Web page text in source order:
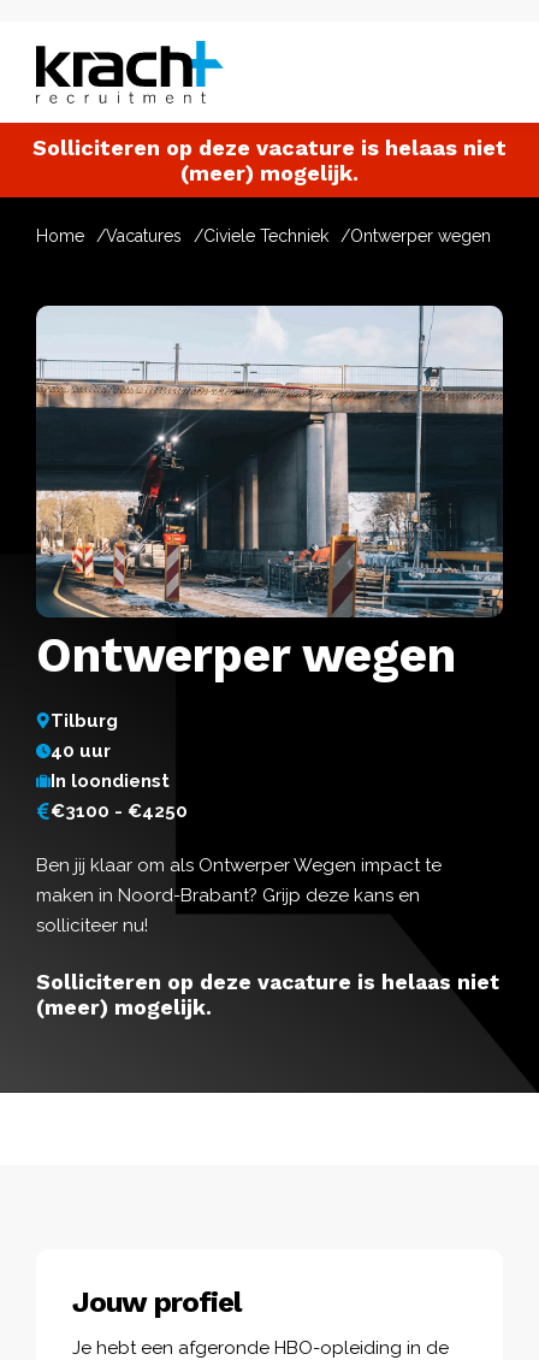
Solliciteren op deze vacature is helaas niet
(meer) mogelijk.
Home Vacatures Civiele Techniek Ontwerper wegen
Ontwerper wegen
Tilburg
40 uur
In loondienst
€3100 - €4250
Ben jij klaar om als Ontwerper Wegen impact te
maken in Noord-Brabant? Grijp deze kans en
solliciteer nu!
Solliciteren op deze vacature is helaas niet
(meer) mogelijk.
Jouw profiel
Je hebt een afgeronde HBO-opleiding in de